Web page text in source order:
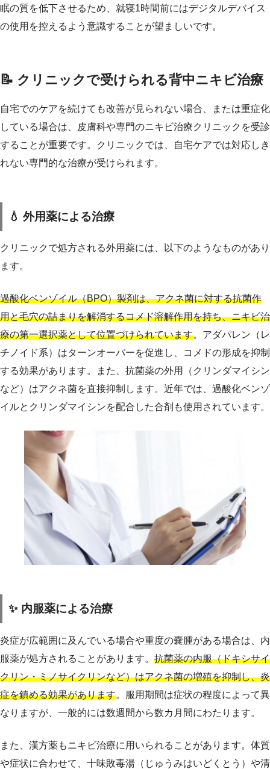
眠の質を低下させるため、就寝1時間前にはデジタルデバイス
の使用を控えるよう意識することが望ましいです。
📝 クリニックで受けられる背中ニキビ治療
自宅でのケアを続けても改善が見られない場合、または重症化
している場合は、皮膚科や専門のニキビ治療クリニックを受診
することが重要です。クリニックでは、自宅ケアでは対応しき
れない専門的な治療が受けられます。
💧 外用薬による治療
クリニックで処方される外用薬には、以下のようなものがあり
ます。
過酸化ベンゾイル（BPO）製剤は、アクネ菌に対する抗菌作
用と毛穴の詰まりを解消するコメド溶解作用を持ち、ニキビ治
療の第一選択薬として位置づけられています。アダパレン（レ
チノイド系）はターンオーバーを促進し、コメドの形成を抑制
する効果があります。また、抗菌薬の外用（クリンダマイシン
など）はアクネ菌を直接抑制します。近年では、過酸化ベンゾ
イルとクリンダマイシンを配合した合剤も使用されています。
✨ 内服薬による治療
炎症が広範囲に及んでいる場合や重度の嚢腫がある場合は、内
服薬が処方されることがあります。 抗菌薬の内服（ドキシサイ
クリン・ミノサイクリンなど）はアクネ菌の増殖を抑制し、炎
症を鎮める効果があります。服用期間は症状の程度によって異
なりますが、一般的には数週間から数カ月間にわたります。
また、漢方薬もニキビ治療に用いられることがあります。体質
や症状に合わせて、十味敗毒湯（じゅうみはいどくとう）や清